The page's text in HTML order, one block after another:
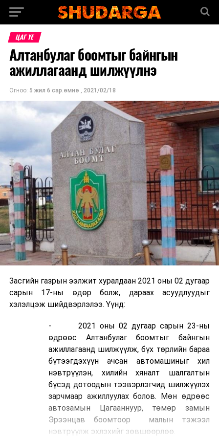
ЦАГ ҮЕ
Алтанбулаг боомтыг байнгын
ажиллагаанд шилжүүлнэ
Огноо: 5 жил 6 сар.өмнө , 2021/02/18
Засгийн газрын ээлжит хуралдаан 2021 оны 02 дугаар
сарын 17-ны өдөр болж, дараах асуудлуудыг
хэлэлцэж шийдвэрлэлээ. Үүнд:
- 2021 оны 02 дугаар сарын 23-ны
өдрөөс Алтанбулаг боомтыг байнгын
ажиллагаанд шилжүүлж, бүх төрлийн бараа
бүтээгдэхүүн ачсан автомашиныг хил
нэвтрүүлэн, хилийн хяналт шалгалтын
бүсэд дотоодын тээвэрлэгчид шилжүүлэх
зарчмаар ажиллуулах болов. Мөн өдрөөс
автозамын Цагааннуур, төмөр замын
Эрээнцав боомтоор малын тэжээл
нэвтрүүлж эхлэхийг зөвшөөрлөө.